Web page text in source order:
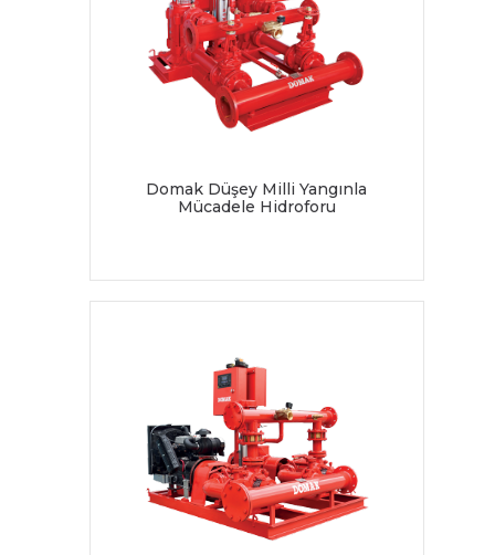
Domak Düşey Milli Yangınla
Mücadele Hidroforu